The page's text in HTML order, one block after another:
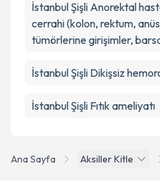
Ana Sayfa Aksiller Kitle
İstanbul Şişli Anorektal
cerrahi (kolon, rektum,
tümörlerine girişimler,
İstanbul Şişli Dikişsiz
İstanbul Şişli Fıtık ameliyatı